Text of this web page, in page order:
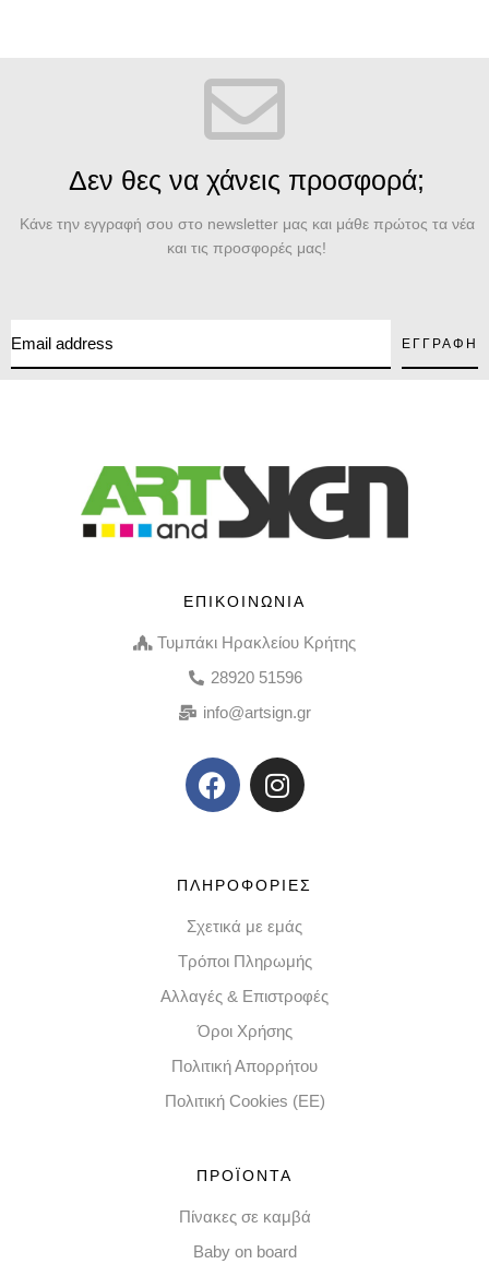
Δεν θες να χάνεις προσφορά;
Κάνε την εγγραφή σου στο newsletter μας και μάθε πρώτος τα νέα
και τις προσφορές μας!
ΕΠΙΚΟΙΝΩΝΙΑ
Τυμπάκι Ηρακλείου Κρήτης
28920 51596
info@artsign.gr
ΠΛΗΡΟΦΟΡΙΕΣ
Σχετικά με εμάς
Τρόποι Πληρωμής
Αλλαγές & Επιστροφές
Όροι Χρήσης
Πολιτική Απορρήτου
Πολιτική Cookies (EE)
ΠΡΟΪΟΝΤΑ
Πίνακες σε καμβά
Baby on board